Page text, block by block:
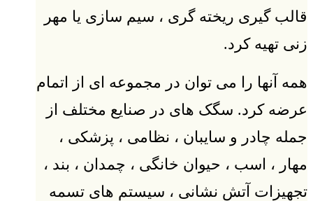
قالب گیری ریخته گری ، سیم سازی یا مهر
زنی تهیه کرد.
همه آنها را می توان در مجموعه ای از اتمام
عرضه کرد. سگک های در صنایع مختلف از
جمله چادر و سایبان ، نظامی ، پزشکی ،
مهار ، اسب ، حیوان خانگی ، چمدان ، بند ،
تجهیزات آتش نشانی ، سیستم های تسمه